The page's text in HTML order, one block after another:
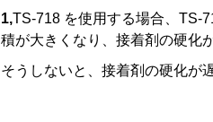
1,TS-718 を使用する場合、TS-
積が大きくなり、接着剤の硬化
そうしないと、接着剤の硬化が